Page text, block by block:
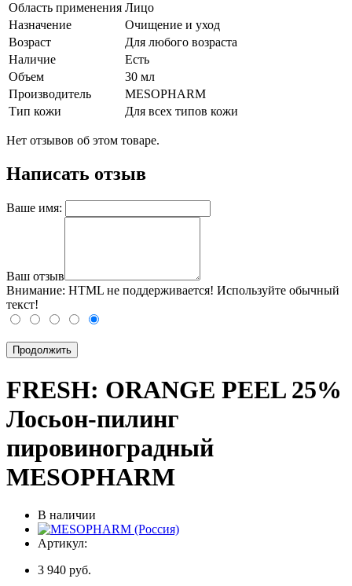
Область применения Лицо
Назначение
Очищение и уход
Возраст
Для любого возраста
Наличие
Есть
Объем
30 мл
Производитель
MESOPHARM
Тип кожи
Для всех типов кожи
Нет отзывов об этом товаре.
Написать отзыв
Ваше имя:
Ваш отзыв
Внимание: HTML не поддерживается! Используйте обычный
текст!
Продолжить
FRESH: ORANGE PEEL 25%
Лосьон-пилинг
пировиноградный
MESOPHARM
В наличии
Артикул:
3 940 руб.